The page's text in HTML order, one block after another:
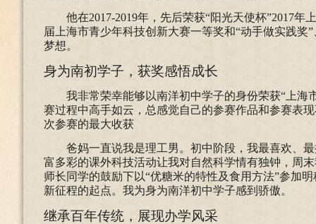
他在2017-2019年，先后荣获“阳光天使杯”2017
届上海市青少年科技创新大赛一等奖和“动手做实践
梦想。
身为南初学子，获奖感悟成长
我非常荣幸能够以南洋初中学子的身份荣获“上海
赛过程中高手如云，总感觉自己的参赛作品和参赛表
次参赛的最大收获
爸妈一直说我是理工男。初中阶段，我最喜欢、
富多彩的课外科技活动让我对自然科学情有独钟，周
师长同学的鼓励下以“优糖米的特性及食用方法”参加
新征程的起点。我为身为南洋初中学子感到骄傲。
继承百年传统，展现办学风采